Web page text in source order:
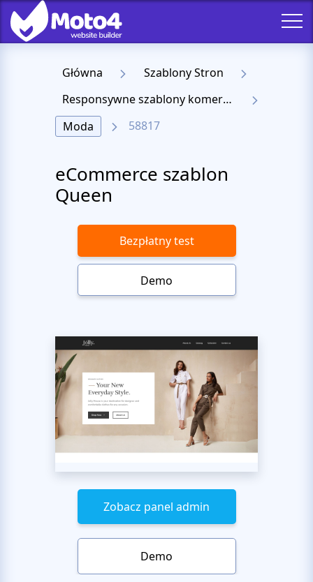
Główna
Szablony Stron
Responsywne szablony komercyjne
Moda
58817
eCommerce szablon
Queen
Bezpłatny test
Demo
Zobacz panel admin
Demo